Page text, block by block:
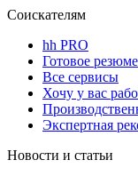
Соискателям
hh PRO
Готовое резюме
Все сервисы
Хочу у вас
Экспертная
Новости и статьи